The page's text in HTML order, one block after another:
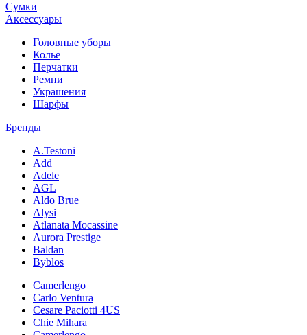
Сумки
Аксессуары
Головные уборы
Колье
Перчатки
Ремни
Украшения
Шарфы
Бренды
A.Testoni
Add
Adele
AGL
Aldo Brue
Alysi
Atlanata Mocassine
Aurora Prestige
Baldan
Byblos
Camerlengo
Carlo Ventura
Cesare Paciotti 4US
Chie Mihara